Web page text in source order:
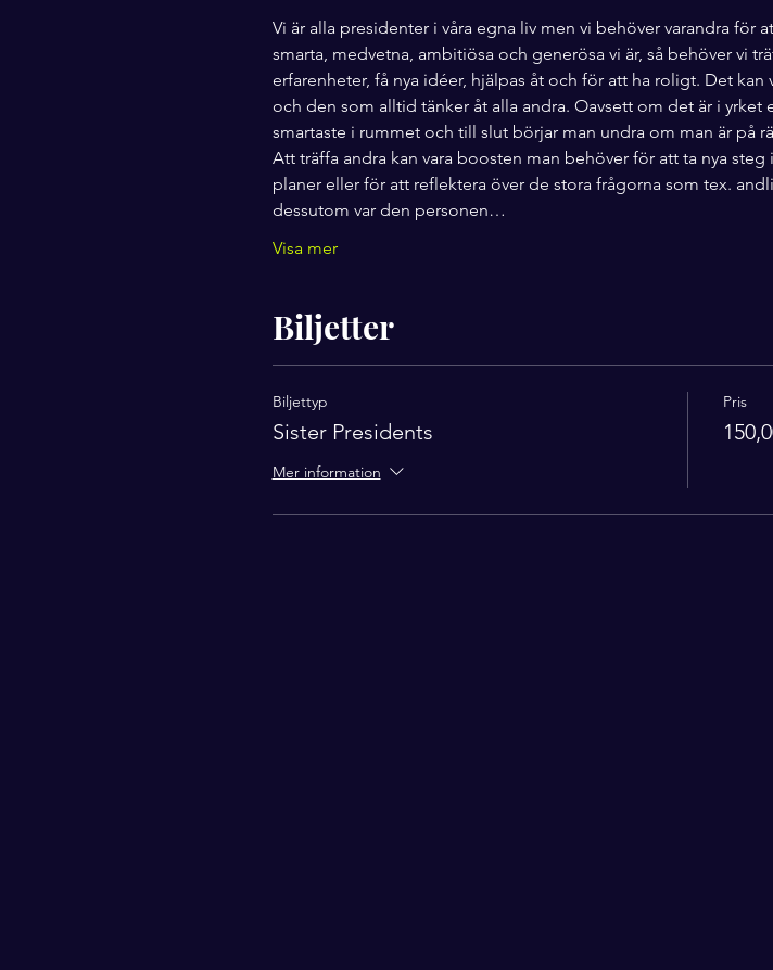
Vi är alla presidenter i våra egna liv men vi behöver varandra för
smarta, medvetna, ambitiösa och generösa vi är, så behöver vi
erfarenheter, få nya idéer, hjälpas åt och för att ha roligt. Det
och den som alltid tänker åt alla andra. Oavsett om det är i
smartaste i rummet och till slut börjar man undra om man är på
Att träffa andra kan vara boosten man behöver för att ta nya
planer eller för att reflektera över de stora frågorna som tex.
dessutom var den personen…
Visa mer
Biljetter
Biljettyp
Sister Presidents
Mer information
Pris